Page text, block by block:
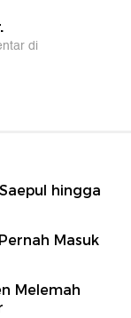
hingga
Masuk
Melemah